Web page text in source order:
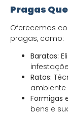
Pragas
Oferecemos
pragas, como:
Baratas:
Ratos:
ambiente
Formigas
bens e